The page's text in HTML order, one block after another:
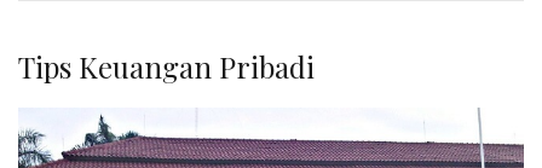
Tips Keuangan Pribadi